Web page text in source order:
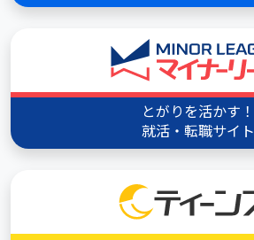
とがりを活かす！
就活・転職サイト